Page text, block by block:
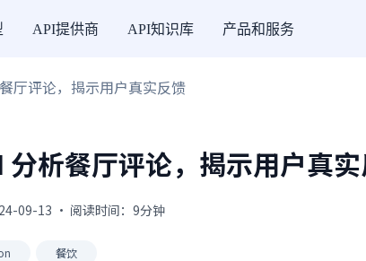
API提供商 API知识库 产品和服务
厅评论，揭示用户真实反馈
析餐厅评论，揭示用户真
09-13 · 阅读时间：9分钟
餐饮